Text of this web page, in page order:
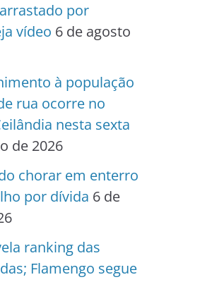
por
vídeo 6 de agosto
à população
rua ocorre no
nesta sexta
de 2026
chorar em enterro
por dívida 6 de
ranking das
Flamengo segue